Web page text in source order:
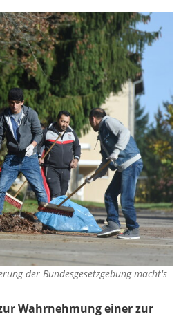
der Bundesgesetzgebung macht's
Wahrnehmung einer zur